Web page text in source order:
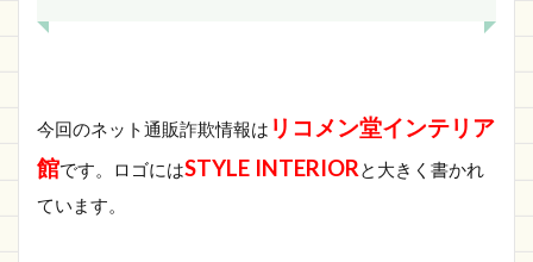
トに
意！
1.1
今回のネット通販詐欺情報は リコメン堂インテリア
館です。ロゴにはSTYLE INTERIORと大きく書かれ
ています。